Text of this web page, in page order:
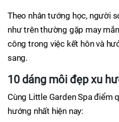
Theo nhân tướng học, người
như trên thường gặp may
công trong việc kết hôn và
sang.
10 dáng môi đẹp xu
Cùng Little Garden Spa điểm
hướng nhất hiện nay: